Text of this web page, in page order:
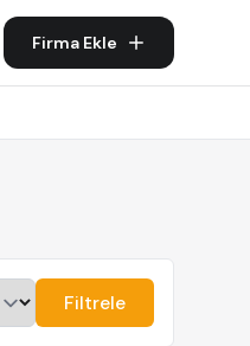
Firma Ekle
Filtrele